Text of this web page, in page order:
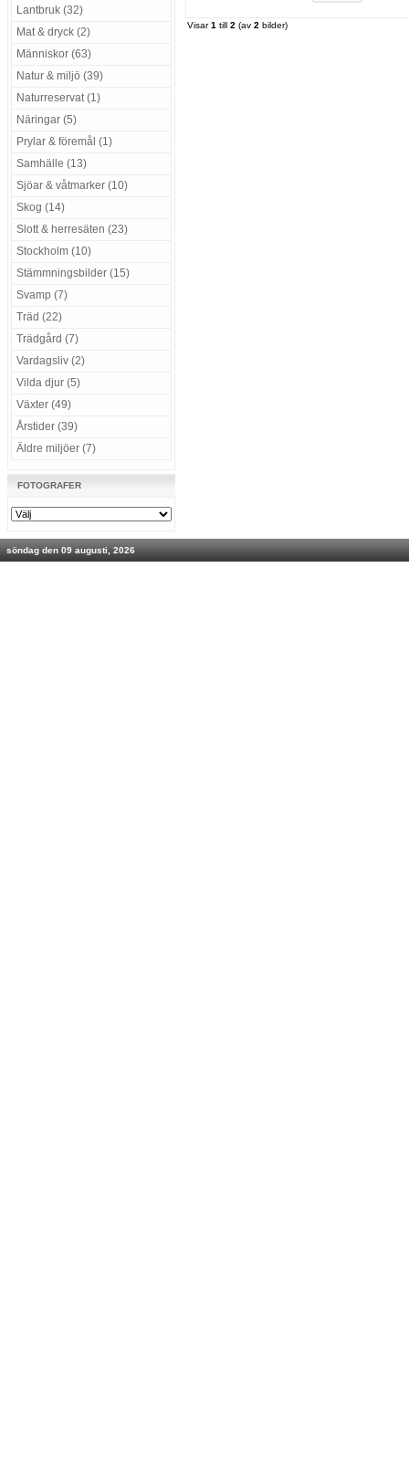
Lantbruk (32)
Mat & dryck (2)
Människor (63)
Natur & miljö (39)
Naturreservat (1)
Näringar (5)
Prylar & föremål (1)
Samhälle (13)
Sjöar & våtmarker (10)
Skog (14)
Slott & herresäten (23)
Stockholm (10)
Stämmningsbilder (15)
Svamp (7)
Träd (22)
Trädgård (7)
Vardagsliv (2)
Vilda djur (5)
Växter (49)
Årstider (39)
Äldre miljöer (7)
FOTOGRAFER
Visar1 till 2 (av 2 bilder)
söndag den 09 augusti, 2026